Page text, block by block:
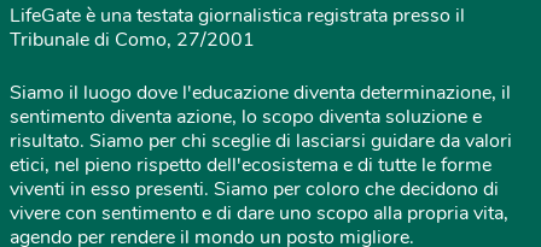
LifeGate è una testata giornalistica registrata presso il
Tribunale di Como, 27/2001
Siamo il luogo dove l'educazione diventa determinazione, il
sentimento diventa azione, lo scopo diventa soluzione e
risultato. Siamo per chi sceglie di lasciarsi guidare da valori
etici, nel pieno rispetto dell'ecosistema e di tutte le forme
viventi in esso presenti. Siamo per coloro che decidono di
vivere con sentimento e di dare uno scopo alla propria vita,
agendo per rendere il mondo un posto migliore.